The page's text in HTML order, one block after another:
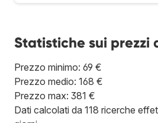
Statistiche sui prezzi
Prezzo minimo: 69 €
Prezzo medio: 168 €
Prezzo max: 381 €
Dati calcolati da 118 ricerche